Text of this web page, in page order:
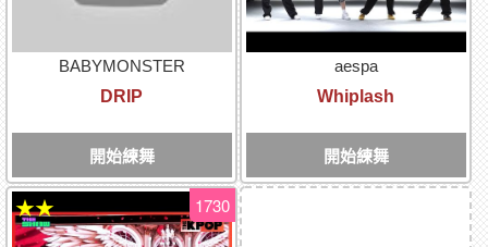
BABYMONSTER
DRIP
開始練舞
aespa
Whiplash
開始練舞
1730
★★